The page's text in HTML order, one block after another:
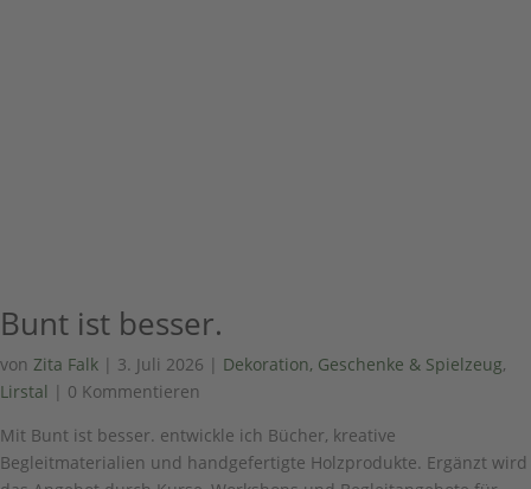
Bunt ist besser.
von Zita Falk | 3. Juli 2026 | Dekoration, Geschenke & Spielzeug,
Lirstal | 0 Kommentieren
Mit Bunt ist besser. entwickle ich Bücher, kreative
Begleitmaterialien und handgefertigte Holzprodukte. Ergänzt wird